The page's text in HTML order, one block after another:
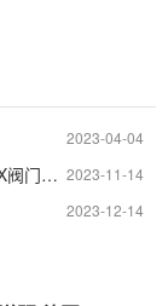
2023-04-04
2023-11-14
TOPWORX阀门控制器工作原理,美国TOPWORX阀门控制器怎么安装
2023-12-14